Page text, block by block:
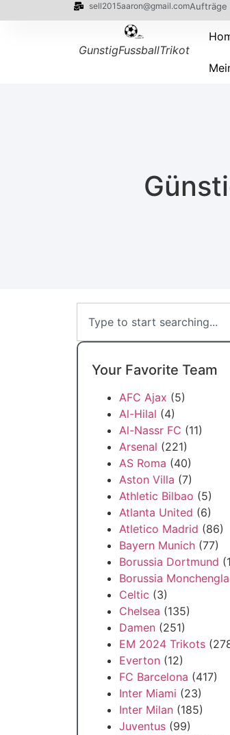
sell2015aaron@gmail.comAufträge
GunstigFussballTrikot
Your Favorite Team
AFC Ajax (5)
Al-Hilal (4)
Al-Nassr FC (11)
Arsenal (221)
AS Roma (40)
Aston Villa (7)
Athletic Bilbao (5)
Atlanta United (6)
Atletico Madrid (86)
Bayern Munich (77)
Borussia Dortmund
Borussia
Celtic (3)
Chelsea (135)
Damen (251)
EM 2024 Trikots
Everton (12)
FC Barcelona (417)
Inter Miami (23)
Inter Milan (185)
Juventus (99)